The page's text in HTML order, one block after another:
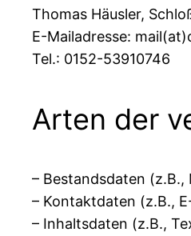
Thomas Häusler,
E-Mailadresse:
Tel.: 0152-53910746
Arten der
– Bestandsdaten (z.B.,
– Kontaktdaten (z.B.,
– Inhaltsdaten (z.B.,